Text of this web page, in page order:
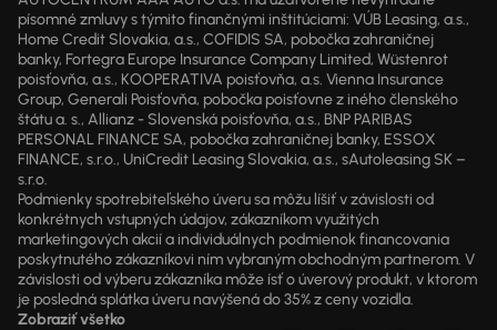
písomné zmluvy s týmito finančnými inštitúciami: VÚB Leasing, a.s.,
Home Credit Slovakia, a.s., COFIDIS SA, pobočka zahraničnej
banky, Fortegra Europe Insurance Company Limited, Wüstenrot
poisťovňa, a.s., KOOPERATIVA poisťovňa, a.s. Vienna Insurance
Group, Generali Poisťovňa, pobočka poisťovne z iného členského
štátu a. s., Allianz - Slovenská poisťovňa, a.s., BNP PARIBAS
PERSONAL FINANCE SA, pobočka zahraničnej banky, ESSOX
FINANCE, s.r.o., UniCredit Leasing Slovakia, a.s., sAutoleasing SK –
s.r.o.
Podmienky spotrebiteľského úveru sa môžu líšiť v závislosti od
konkrétnych vstupných údajov, zákazníkom využitých
marketingových akcií a individuálnych podmienok financovania
poskytnutého zákazníkovi ním vybraným obchodným partnerom. V
závislosti od výberu zákazníka môže ísť o úverový produkt, v ktorom
je posledná splátka úveru navýšená do 35% z ceny vozidla.
Zobraziť všetko